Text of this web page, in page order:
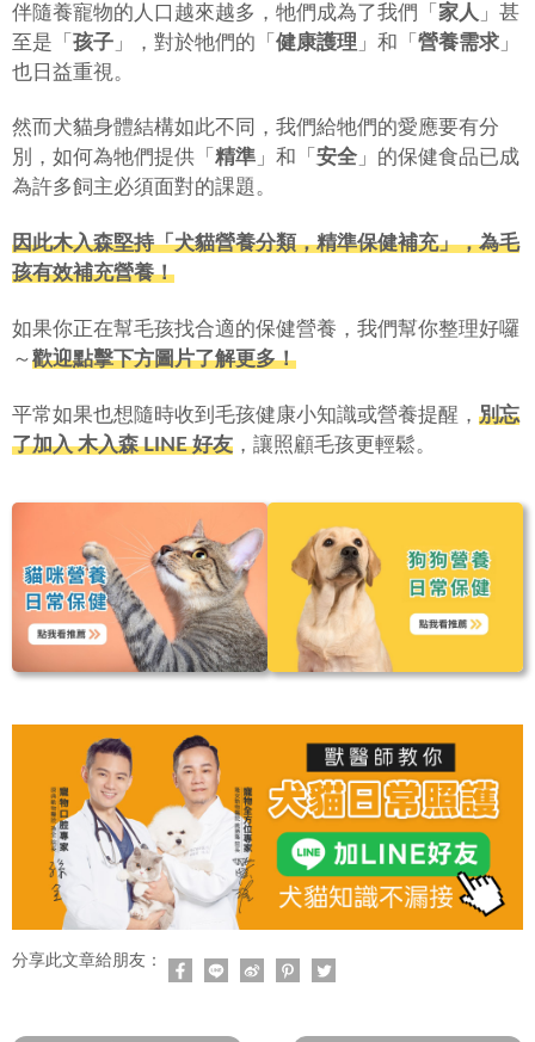
伴隨養寵物的人口越來越多，牠們成為了我們「 家人 」甚
至是「 孩子 」，對於牠們的「 健康護理 」和「 營養需求 」
也日益重視。
然而犬貓身體結構如此不同，我們給牠們的愛應要有分
別，如何為牠們提供「 精準 」和「 安全 」的保健食品已成
為許多飼主必須面對的課題。
因此木入森堅持「犬貓營養分類，精準保健補充」，為毛
孩有效補充營養！
如果你正在幫毛孩找合適的保健營養，我們幫你整理好囉
～歡迎點擊下方圖片了解更多！
平常如果也想隨時收到毛孩健康小知識或營養提醒， 別忘
了加入 木入森 LINE 好友 ，讓照顧毛孩更輕鬆。
分享此文章給朋友：